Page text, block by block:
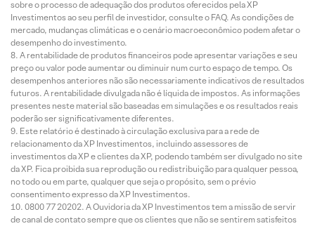
sobre o processo de adequação dos produtos oferecidos pela XP
Investimentos ao seu perfil de investidor, consulte o FAQ. As condições de
mercado, mudanças climáticas e o cenário macroeconômico podem afetar o
desempenho do investimento.
A rentabilidade de produtos financeiros pode apresentar variações e seu
preço ou valor pode aumentar ou diminuir num curto espaço de tempo. Os
desempenhos anteriores não são necessariamente indicativos de resultados
futuros. A rentabilidade divulgada não é líquida de impostos. As informações
presentes neste material são baseadas em simulações e os resultados reais
poderão ser significativamente diferentes.
Este relatório é destinado à circulação exclusiva para a rede de
relacionamento da XP Investimentos, incluindo assessores de
investimentos da XP e clientes da XP, podendo também ser divulgado no site
da XP. Fica proibida sua reprodução ou redistribuição para qualquer pessoa,
no todo ou em parte, qualquer que seja o propósito, sem o prévio
consentimento expresso da XP Investimentos.
0800 77 20202. A Ouvidoria da XP Investimentos tem a missão de servir
de canal de contato sempre que os clientes que não se sentirem satisfeitos